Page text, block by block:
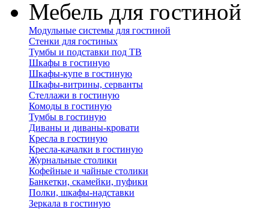
Мебель для гостиной
Модульные системы для гостиной
Стенки для гостиных
Тумбы и подставки под ТВ
Шкафы в гостиную
Шкафы-купе в гостиную
Шкафы-витрины, серванты
Стеллажи в гостиную
Комоды в гостиную
Тумбы в гостиную
Диваны и диваны-кровати
Кресла в гостиную
Кресла-качалки в гостиную
Журнальные столики
Кофейные и чайные столики
Банкетки, скамейки, пуфики
Полки, шкафы-надставки
Зеркала в гостиную